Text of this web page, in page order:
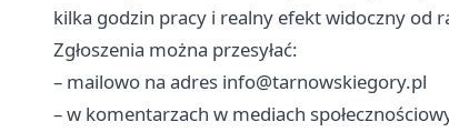
kilka godzin pracy i realny efekt widoczny od
Zgłoszenia można przesyłać:
– mailowo na adres info@tarnowskiegory.pl
– w komentarzach w mediach